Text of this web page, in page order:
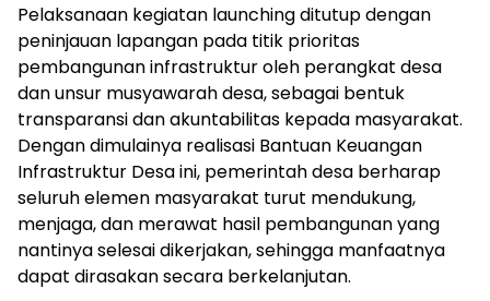
Pelaksanaan kegiatan launching ditutup dengan
peninjauan lapangan pada titik prioritas
pembangunan infrastruktur oleh perangkat desa
dan unsur musyawarah desa, sebagai bentuk
transparansi dan akuntabilitas kepada masyarakat.
Dengan dimulainya realisasi Bantuan Keuangan
Infrastruktur Desa ini, pemerintah desa berharap
seluruh elemen masyarakat turut mendukung,
menjaga, dan merawat hasil pembangunan yang
nantinya selesai dikerjakan, sehingga manfaatnya
dapat dirasakan secara berkelanjutan.